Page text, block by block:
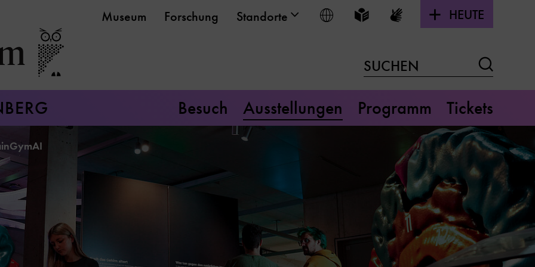
Museum Forschung Standorte Sprache wählen
Leichte Sprache
Gebärdensprache
HEUTE
SUCHEN
Besuch Ausstellungen Programm Tickets